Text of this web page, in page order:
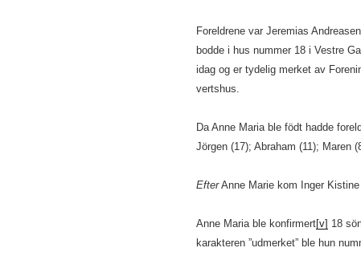
Foreldrene var Jeremias
bodde i hus nummer 18 i Vestre
idag og er tydelig merket av
vertshus.
Da Anne Maria ble födt hadde
Jörgen (17); Abraham (11); Maren
EfterAnne Marie kom Inger
Anne Maria ble konfirmert[v] 18
karakteren ”udmerket” ble hun